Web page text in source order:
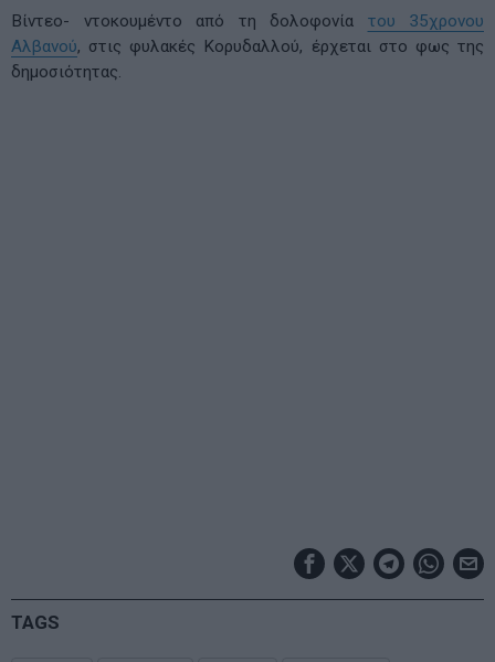
Βίντεο- ντοκουμέντο από τη δολοφονία του 35χρονου
Αλβανού, στις φυλακές Κορυδαλλού, έρχεται στο φως της
δημοσιότητας.
TAGS